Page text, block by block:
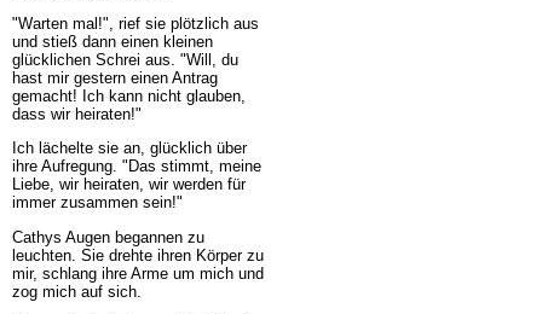
"Warten mal!", rief sie plötzlich aus
und stieß dann einen kleinen
glücklichen Schrei aus. "Will, du
hast mir gestern einen Antrag
gemacht! Ich kann nicht glauben,
dass wir heiraten!"
Ich lächelte sie an, glücklich über
ihre Aufregung. "Das stimmt, meine
Liebe, wir heiraten, wir werden für
immer zusammen sein!"
Cathys Augen begannen zu
leuchten. Sie drehte ihren Körper zu
mir, schlang ihre Arme um mich und
zog mich auf sich.